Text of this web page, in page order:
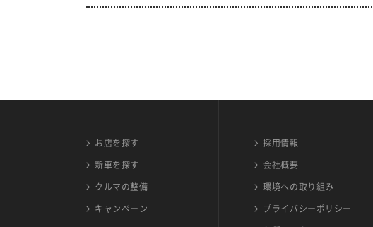
お店を探す
新車を探す
クルマの整備
キャンペーン
採用情報
会社概要
環境への取り組み
プライバシーポリシー